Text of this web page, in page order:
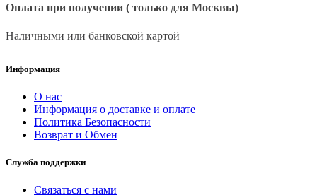
Оплата при получении ( только для Москвы)
Наличными или банковской картой
Информация
О нас
Информация о доставке и оплате
Политика Безопасности
Возврат и Обмен
Служба поддержки
Связаться с нами